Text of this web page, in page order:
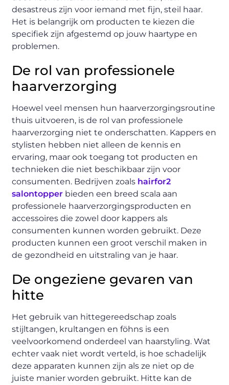
desastreus zijn voor iemand met fijn, steil haar.
Het is belangrijk om producten te kiezen die
specifiek zijn afgestemd op jouw haartype en
problemen.
De rol van professionele
haarverzorging
Hoewel veel mensen hun haarverzorgingsroutine
thuis uitvoeren, is de rol van professionele
haarverzorging niet te onderschatten. Kappers en
stylisten hebben niet alleen de kennis en
ervaring, maar ook toegang tot producten en
technieken die niet beschikbaar zijn voor
consumenten. Bedrijven zoals hairfor2
salontopper bieden een breed scala aan
professionele haarverzorgingsproducten en
accessoires die zowel door kappers als
consumenten kunnen worden gebruikt. Deze
producten kunnen een groot verschil maken in
de gezondheid en uitstraling van je haar.
De ongeziene gevaren van
hitte
Het gebruik van hittegereedschap zoals
stijltangen, krultangen en föhns is een
veelvoorkomend onderdeel van haarstyling. Wat
echter vaak niet wordt verteld, is hoe schadelijk
deze apparaten kunnen zijn als ze niet op de
juiste manier worden gebruikt. Hitte kan de